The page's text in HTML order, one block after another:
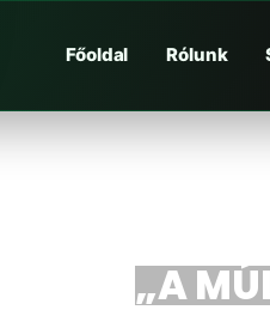
Főoldal Rólunk
„A